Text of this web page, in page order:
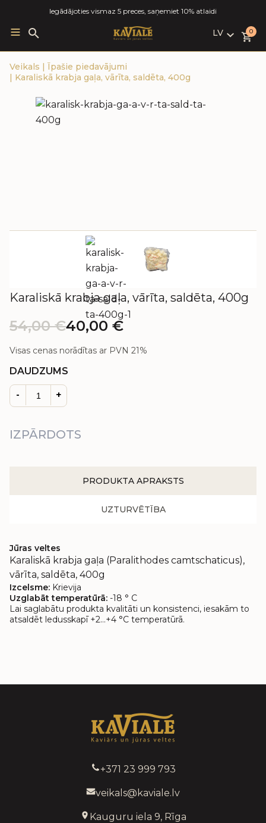
Iegādājoties vismaz 5 preces, saņemiet 10% atlaidi
Search
for:
LV
LV
0
Veikals | Īpašie piedavājumi
| Karaliskā krabja gaļa, vārīta, saldēta, 400g
Karaliskā krabja gaļa, vārīta, saldēta, 400g
54,00€40,00 €
Visas cenas norādītas ar PVN 21%
DAUDZUMS
- +
IZPĀRDOTS
PRODUKTA APRAKSTS
UZTURVĒTĪBA
Jūras veltes
Karaliskā krabja gaļa (Paralithodes camtschaticus),
vārīta, saldēta, 400g
Izcelsme: Krievija
Uzglabāt temperatūrā: -18 ° C
Lai saglabātu produkta kvalitāti un konsistenci, iesakām to
atsaldēt ledusskapī +2…+4 °C temperatūrā.
+371 23 999 793
veikals@kaviale.lv
Kauguru iela 9, Rīga